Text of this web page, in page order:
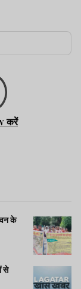
करें
के
से